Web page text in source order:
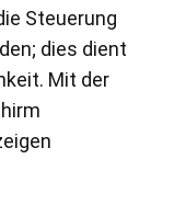
Steuerung
dies dient
Mit der